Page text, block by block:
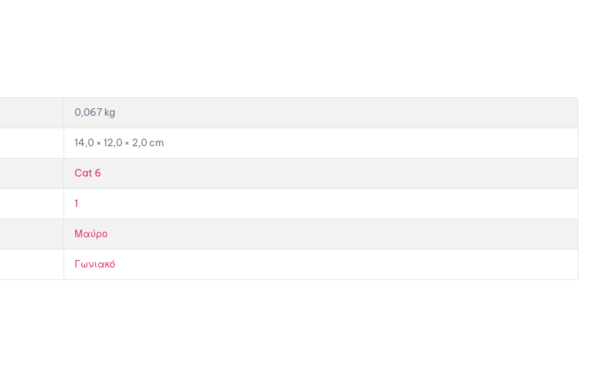
0,067 kg
14,0 × 12,0 × 2,0 cm
Cat 6
1
Μαύρο
Γωνιακό